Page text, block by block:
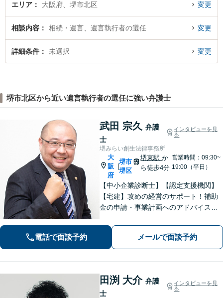
エリア 大阪府、堺市北区 変更
相談内容 相続・遺言、遺言執行者の選任 変更
詳細条件 未選択 変更
堺市北区から近い遺言執行者の選任に強い弁護士
武田 宗久 弁護
士
インタビューを見
る
堺みらい創生法律事務所
大
阪
府
|
堺市
堺区
堺東駅か
ら徒歩4分
営業時間：09:30~
19:00（平日）
【中小企業診断士】【認定支援機関】
【宅建】攻めの経営のサポート！補助
金の申請・事業計画へのアドバイス／
せ！財産分与・事業継承／交通事故／
債務整理／労働問題も【夜間・休日面
談】【完全個室】【堺東駅4分】
電話で面談予約 メールで面談予約
田渕 大介 弁護
士
インタビューを見
る